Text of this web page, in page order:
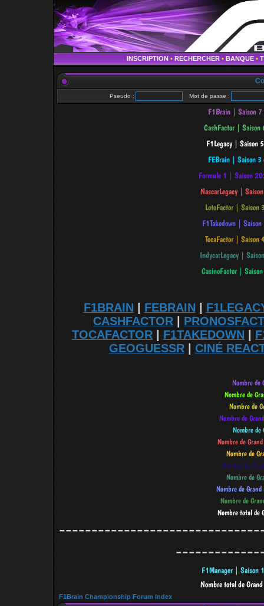
INSCRIPTION • RECHERCHER • BANQUE •
Pseudo : Mot de passe :
F1BRAIN FEBRAIN
CASHFACTOR
TOCAFACTOR
F1TAKEDOWN
GEOGUESSR| CINÉ
F1Brain Championship Forum Index